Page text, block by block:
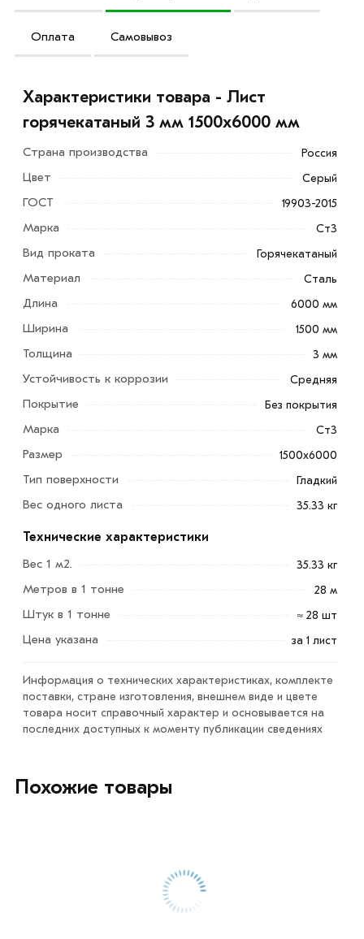
Оплата Самовывоз
Лист горячекатаный 3 мм 1500х6000 мм
изготавливается из низколегированной,
конструкционной качественной и нержавеющей стали.
Из такого типа металлопроката изготавливается
кровельные материалы (профнастил, стальная
Горячее катание позволяет получать металлические
изделия с обработанными или необработанными
Для приобретения данной позиции, кликните мышкой
контактам указанным на сайте.
Условия доставки и цены на товар Лист горячекатаный
3 мм 1500х6000 мм из категории
горячекатаныйв интернет-магазине МЕТАЛЛ-РС
профессиональные менеджеры обработают заказ и
или самовывоза.
Данний товар от производителя сертифицирован,
обязательно).
Характеристики товара - Лист
горячекатаный 3 мм 1500х6000 мм
Страна производства Россия
Цвет Серый
ГОСТ 19903-2015
Марка Ст3
Вид проката Горячекатаный
Материал Сталь
Длина 6000 мм
Ширина 1500 мм
Толщина 3 мм
Устойчивость к коррозии Средняя
Покрытие Без покрытия
Марка Ст3
Размер 1500х6000
Тип поверхности Гладкий
Вес одного листа 35.33 кг
Технические характеристики
Вес 1 м2.
35.33 кг
Метров в 1 тонне 28 м
Штук в 1 тонне ≈ 28 шт
Цена указана за 1 лист
Информация о технических характеристиках, комплекте
поставки, стране изготовления, внешнем виде и цвете
товара носит справочный характер и основывается на
последних доступных к моменту публикации сведениях
Похожие товары